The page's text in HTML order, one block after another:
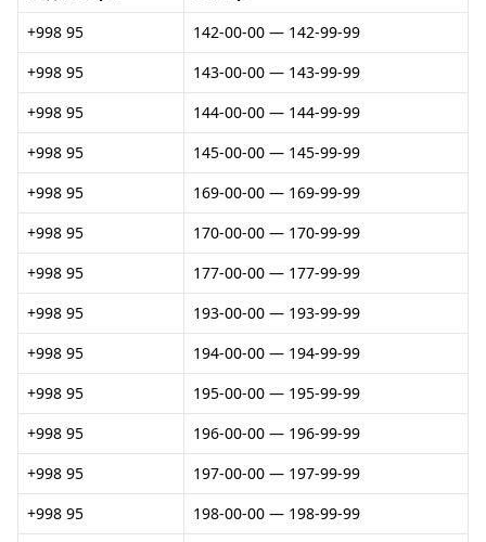
+998 95
142-00-00 — 142-99-99
+998 95
143-00-00 — 143-99-99
+998 95
144-00-00 — 144-99-99
+998 95
145-00-00 — 145-99-99
+998 95
169-00-00 — 169-99-99
+998 95
170-00-00 — 170-99-99
+998 95
177-00-00 — 177-99-99
+998 95
193-00-00 — 193-99-99
+998 95
194-00-00 — 194-99-99
+998 95
195-00-00 — 195-99-99
+998 95
196-00-00 — 196-99-99
+998 95
197-00-00 — 197-99-99
+998 95
198-00-00 — 198-99-99